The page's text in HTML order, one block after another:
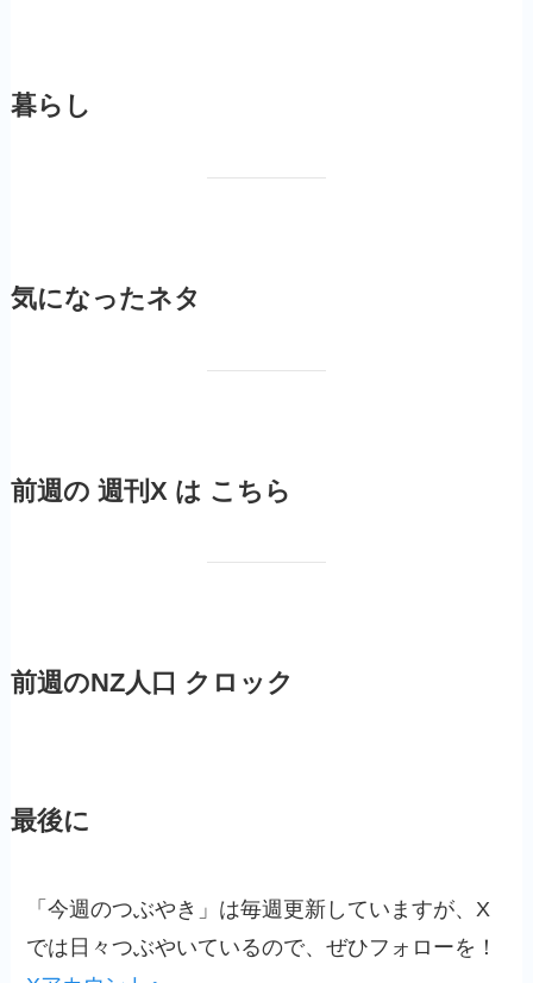
暮らし
気になったネタ
前週の 週刊X は こちら
前週のNZ人口 クロック
最後に
「今週のつぶやき」は毎週更新していますが、X
では日々つぶやいているので、ぜひフォローを！